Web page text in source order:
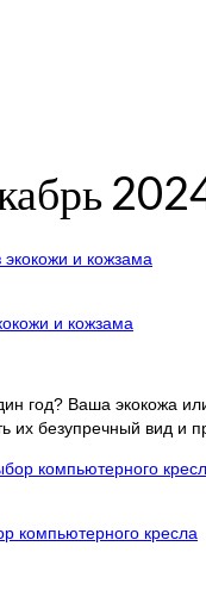
и кожзама
год? Ваша экокожа
их безупречный вид и
компьютерного кресла